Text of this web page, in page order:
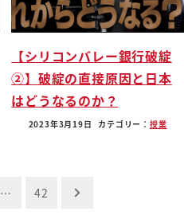
【シリコンバレー銀行破綻
②】破綻の直接原因と日本
はどうなるのか？
2023年3月19日 カテゴリー： 授業
… 42